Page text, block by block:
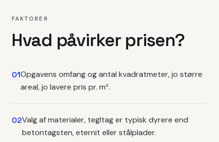
FAKTORER
Hvad påvirker prisen?
01Opgavens omfang og antal kvadratmeter, jo større
areal, jo lavere pris pr. m².
02Valg af materialer, tegltag er typisk dyrere end
betontagsten, eternit eller stålplader.